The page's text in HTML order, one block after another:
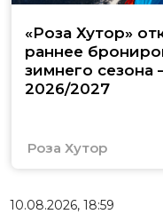
«Роза Хутор»
раннее
зимнего сезона
2026/2027
Роза Хутор
10.08.2026, 18:59